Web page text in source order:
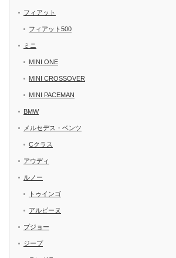
フィアット
フィアット500
ミニ
MINI ONE
MINI CROSSOVER
MINI PACEMAN
BMW
メルセデス・ベンツ
Cクラス
アウディ
ルノー
トゥインゴ
アルピーヌ
プジョー
ジープ